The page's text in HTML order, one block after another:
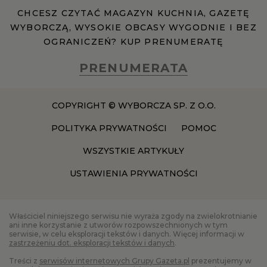
RZESZÓW
SOSNOWIEC
SZCZECIN
TRÓJMIASTO
WAŁBRZYCH
WARSZAWA
CHCESZ CZYTAĆ MAGAZYN KUCHNIA, GAZETĘ
WYBORCZĄ, WYSOKIE OBCASY WYGODNIE I BEZ
OGRANICZEŃ? KUP PRENUMERATĘ
PRENUMERATA
COPYRIGHT © WYBORCZA SP. Z O.O.
POLITYKA PRYWATNOŚCI POMOC
WSZYSTKIE ARTYKUŁY
USTAWIENIA PRYWATNOŚCI
Właściciel niniejszego serwisu nie wyraża zgody na zwielokrotnianie
ani inne korzystanie z utworów rozpowszechnionych w tym
serwisie, w celu eksploracji tekstów i danych. Więcej informacji w
zastrzeżeniu dot. eksploracji tekstów i danych.
Treści z serwisów internetowych Grupy Gazeta.pl prezentujemy w